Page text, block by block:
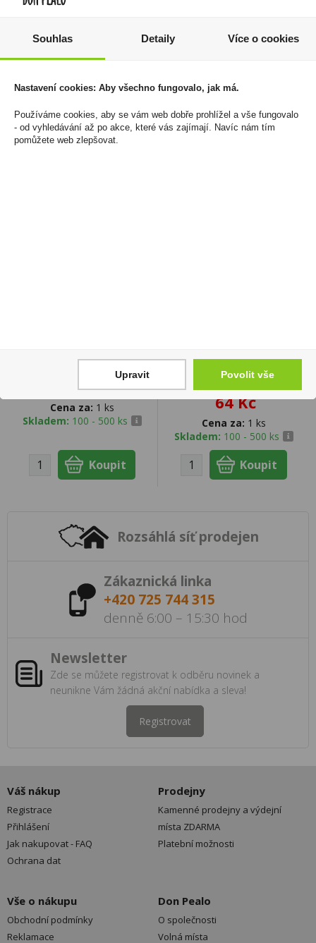
Nicotinové sáčky 77
Strawberry Medium
Cena za:1 ks
Skladem:50 - 100 ks
Marlboro Crafted Gold
1 660 Kč
Skladem:do 5 balení
Nina řezy 50g Nakup
16 Kč
Cena za: 1 ks
Skladem: 100 - 500 ks
Avanti Fragola Jahoda
0,75l
64 Kč
Cena za: 1 ks
Skladem: 100 - 500 ks
Rozsáhlá síť prodejen
Zákaznická linka
+420 725 744 315
denně 6:00 – 15:30 hod
Newsletter
Zde se můžete registrovat k odběru novinek a
neunikne Vám žádná akční nabídka a sleva!
Registrovat
Váš nákup
Registrace
Přihlášení
Jak nakupovat - FAQ
Ochrana dat
Prodejny
Kamenné prodejny a výdejní
místa ZDARMA
Platební možnosti
Vše o nákupu
Obchodní podmínky
Reklamace
Don Pealo
O společnosti
Volná místa
Souhlas Detaily Více o cookies
Nastavení cookies: Aby všechno fungovalo, jak má.
Používáme cookies, aby se vám web dobře prohlížel a vše fungovalo
- od vyhledávání až po akce, které vás zajímají. Navíc nám tím
pomůžete web zlepšovat.
Upravit Povolit vše